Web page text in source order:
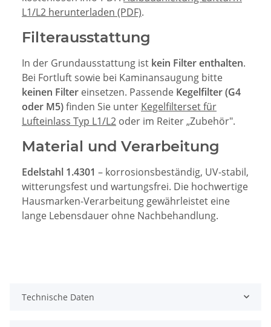
L1/L2 herunterladen (PDF).
Filterausstattung
In der Grundausstattung ist kein Filter enthalten.
Bei Fortluft sowie bei Kaminansaugung bitte
keinen Filter einsetzen. Passende Kegelfilter (G4
oder M5)finden Sie unter Kegelfilterset für
Lufteinlass Typ L1/L2 oder im Reiter „Zubehör".
Material und Verarbeitung
Edelstahl 1.4301 – korrosionsbeständig, UV-stabil,
witterungsfest und wartungsfrei. Die hochwertige
Hausmarken-Verarbeitung gewährleistet eine
lange Lebensdauer ohne Nachbehandlung.
Technische Daten